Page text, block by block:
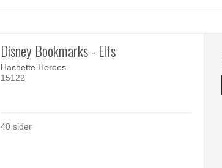
Disney Bookmarks - Elfs
Hachette Heroes
15122
40 sider